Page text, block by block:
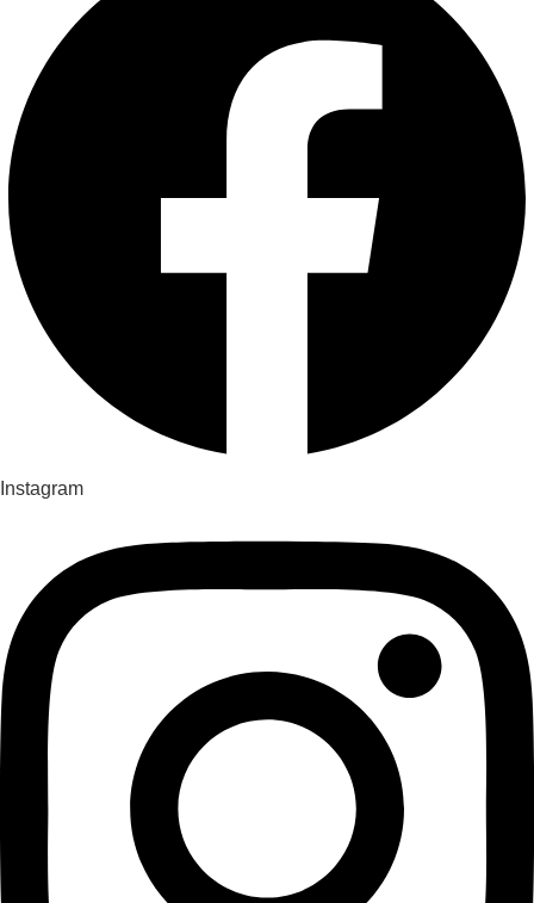
Instagram